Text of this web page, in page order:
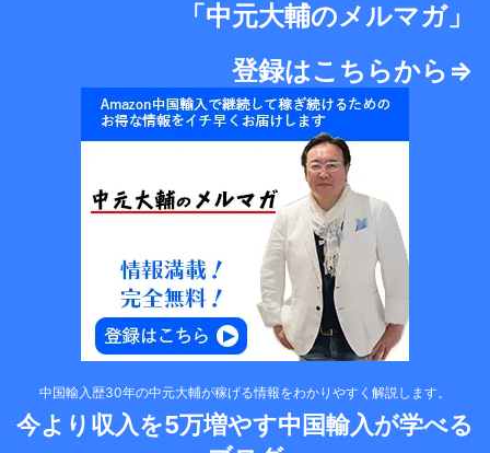
「中元大輔のメルマガ」
登録はこちらから⇒
中国輸入歴30年の中元大輔が稼げる情報をわかりやすく解説します。
今より収入を5万増やす中国輸入が学べる